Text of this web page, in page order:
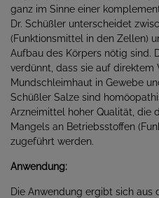
ganz im Sinne einer
Dr. Schüßler unterscheidet
(Funktionsmittel in den Zellen)
Aufbau des Körpers nötig sind.
verdünnt, dass sie auf direktem
Mundschleimhaut in Gewebe
Schüßler Salze sind
Arzneimittel hoher Qualität, die
Mangels an Betriebsstoffen
zugeführt werden.
Anwendung:
Die Anwendung ergibt sich aus